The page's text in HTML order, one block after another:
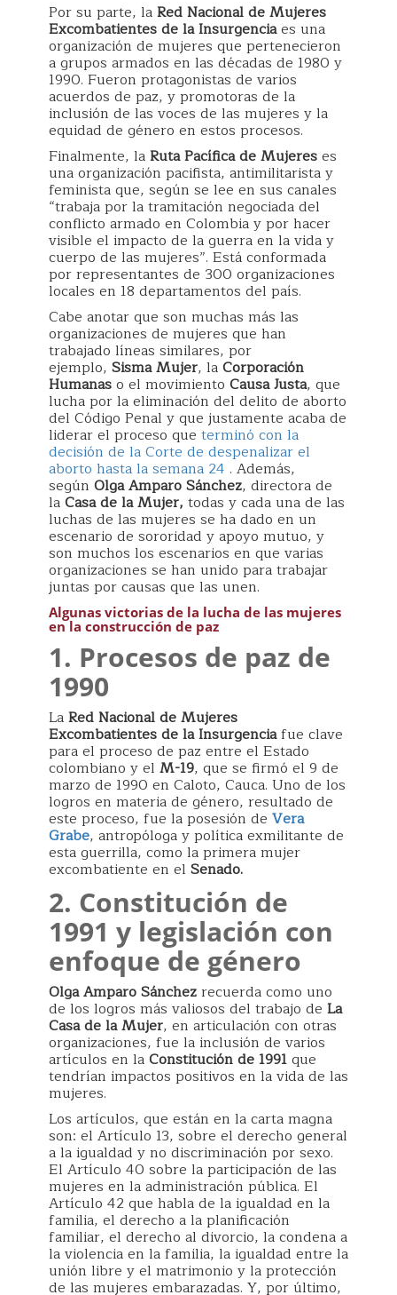
Por su parte, laRed Nacional de Mujeres
Excombatientes de la Insurgenciaes una
organización de mujeres que pertenecieron
a grupos armados en las décadas de 1980 y
1990. Fueron protagonistas de varios
acuerdos de paz, y promotoras de la
inclusión de las voces de las mujeres y la
equidad de género en estos procesos.
Finalmente, laRuta Pacífica de Mujereses
una organización pacifista, antimilitarista y
feminista que, según se lee en sus canales
“trabaja por la tramitación negociada del
conflicto armado en Colombia y por hacer
visible el impacto de la guerra en la vida y
cuerpo de las mujeres”. Está conformada
por representantes de 300 organizaciones
locales en 18 departamentos del país.
Cabe anotar que son muchas más las
organizaciones de mujeres que han
trabajado líneas similares, por
ejemplo, Sisma Mujer, laCorporación
Humanaso el movimiento Causa Justa, que
lucha por la eliminación del delito de aborto
del Código Penal y que justamente acaba de
liderar el proceso que terminó con la
decisión de la Corte de despenalizar el
aborto hasta la semana 24 . Además,
según Olga Amparo Sánchez, directora de
laCasa de la Mujer, todas y cada una de las
luchas de las mujeres se ha dado en un
escenario de sororidad y apoyo mutuo, y
son muchos los escenarios en que varias
organizaciones se han unido para trabajar
juntas por causas que las unen.
Algunas victorias de la lucha de las mujeres
en la construcción de paz
1. Procesos de paz de
1990
LaRed Nacional de Mujeres
Excombatientes de la Insurgenciafue clave
para el proceso de paz entre el Estado
colombiano y el M-19, que se firmó el 9 de
marzo de 1990 en Caloto, Cauca. Uno de los
logros en materia de género, resultado de
este proceso, fue la posesión de Vera
Grabe, antropóloga y política exmilitante de
esta guerrilla, como la primera mujer
excombatiente en el Senado.
2. Constitución de
1991 y legislación con
enfoque de género
Olga Amparo Sánchezrecuerda como uno
de los logros más valiosos del trabajo de La
Casa de la Mujer, en articulación con otras
organizaciones, fue la inclusión de varios
artículos en laConstitución de 1991que
tendrían impactos positivos en la vida de las
mujeres.
Los artículos, que están en la carta magna
son: el Artículo 13, sobre el derecho general
a la igualdad y no discriminación por sexo.
El Artículo 40 sobre la participación de las
mujeres en la administración pública. El
Artículo 42 que habla de la igualdad en la
familia, el derecho a la planificación
familiar, el derecho al divorcio, la condena a
la violencia en la familia, la igualdad entre la
unión libre y el matrimonio y la protección
de las mujeres embarazadas. Y, por último,